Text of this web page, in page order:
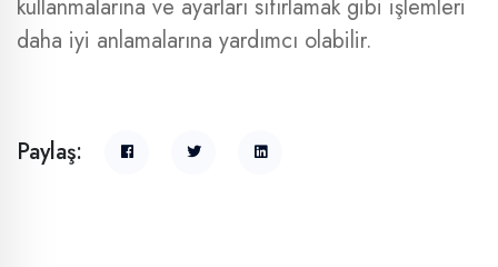
kullanmalarına ve ayarları sıfırlamak gibi işlemleri
daha iyi anlamalarına yardımcı olabilir.
Paylaş: